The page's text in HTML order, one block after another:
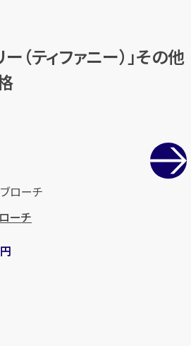
すぐ査定金額をお伝えいた
ー（ティファニー）」その他
ーチ
円